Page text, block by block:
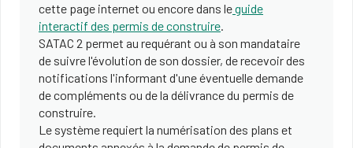
cette page internet ou encore dans leguide
interactif des permis de construire.
SATAC 2 permet au requérant ou à son mandataire
de suivre l'évolution de son dossier, de recevoir des
notifications l'informant d'une éventuelle demande
de compléments ou de la délivrance du permis de
construire.
Le système requiert la numérisation des plans et